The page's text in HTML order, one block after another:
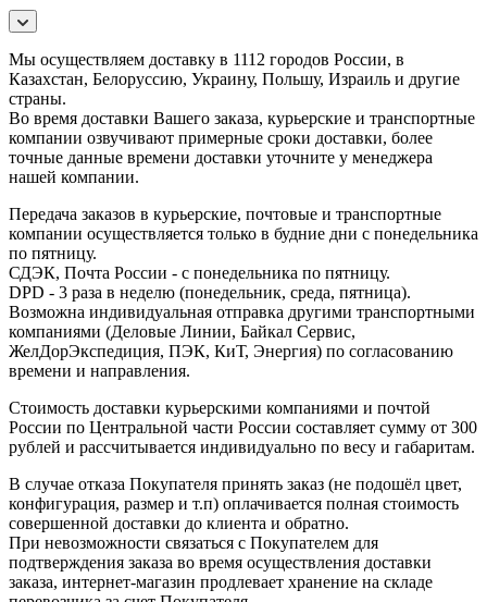
Мы осуществляем доставку в 1112 городов России, в
Казахстан, Белоруссию, Украину, Польшу, Израиль и другие
страны.
Во время доставки Вашего заказа, курьерские и транспортные
компании озвучивают примерные сроки доставки, более
точные данные времени доставки уточните у менеджера
нашей компании.
Передача заказов в курьерские, почтовые и транспортные
компании осуществляется только в будние дни с понедельника
по пятницу.
СДЭК, Почта России - с понедельника по пятницу.
DPD - 3 раза в неделю (понедельник, среда, пятница).
Возможна индивидуальная отправка другими транспортными
компаниями (Деловые Линии, Байкал Сервис,
ЖелДорЭкспедиция, ПЭК, КиТ, Энергия) по согласованию
времени и направления.
Стоимость доставки курьерскими компаниями и почтой
России по Центральной части России составляет сумму от 300
рублей и рассчитывается индивидуально по весу и габаритам.
В случае отказа Покупателя принять заказ (не подошёл цвет,
конфигурация, размер и т.п) оплачивается полная стоимость
совершенной доставки до клиента и обратно.
При невозможности связаться с Покупателем для
подтверждения заказа во время осуществления доставки
заказа, интернет-магазин продлевает хранение на складе